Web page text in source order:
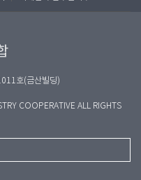
호(금산빌딩)
COOPERATIVE ALL RIGHTS